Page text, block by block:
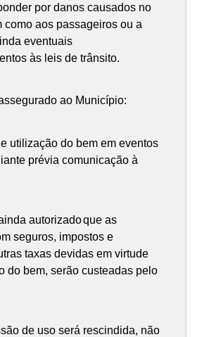
por danos causados no
como aos passageiros ou a
eventuais
às leis de trânsito.
ao Município:
utilização do bem em eventos
prévia comunicação à
autorizadoque as
seguros, impostos e
taxas devidas em virtude
do bem, serão custeadas pelo
de uso será rescindida, não